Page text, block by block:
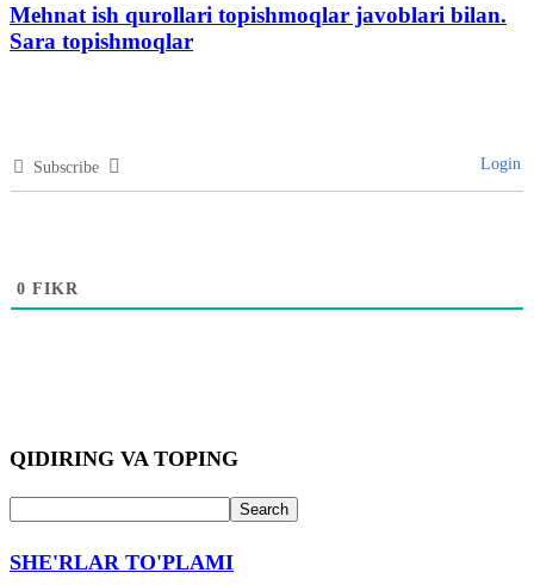
Mehnat ish qurollari topishmoqlar javoblari bilan.
Sara topishmoqlar
Subscribe Login
0 FIKR
QIDIRING VA TOPING
SHE'RLAR TO'PLAMI